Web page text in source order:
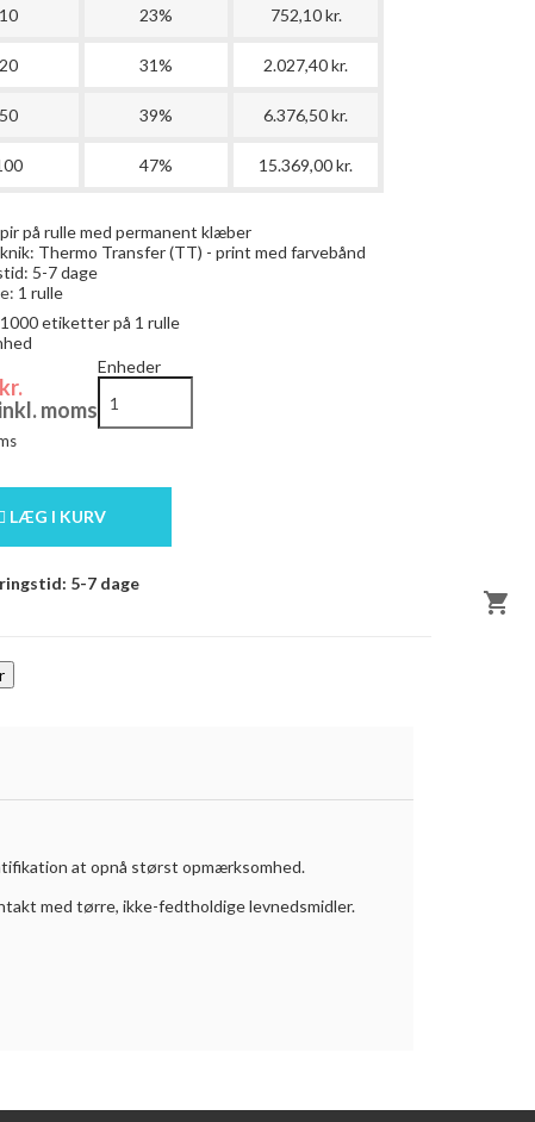
10 23% 752,10 kr.
20 31% 2.027,40 kr.
50 39% 6.376,50 kr.
47% 15.369,00 kr.
på rulle med permanent klæber
Thermo Transfer (TT) - print med farvebånd
5-7 dage
1 rulle
1000etiketter på 1 rulle
moms
Enheder
LÆG I KURV
5-7 dage
at opnå størst opmærksomhed.
med tørre, ikke-fedtholdige levnedsmidler.
